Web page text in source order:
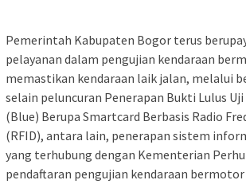
Pemerintah Kabupaten Bogor terus
pelayanan dalam pengujian kendaraan
memastikan kendaraan laik jalan, melalui
selain peluncuran Penerapan Bukti Lulus
(Blue) Berupa Smartcard Berbasis Radio
(RFID), antara lain, penerapan sistem
yang terhubung dengan Kementerian
pendaftaran pengujian kendaraan bermotor